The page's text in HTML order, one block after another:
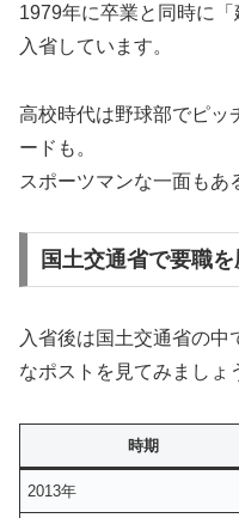
1979年に卒業と同時に
入省しています。
高校時代は野球部でピッ
ードも。
スポーツマンな一面もあ
国土交通省で要職
入省後は国土交通省の
なポストを見てみましょ
時期
2013年